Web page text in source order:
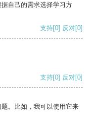
自己的需求选择学习方
支持[0] 反对[0]
支持[0] 反对[0]
。比如，我可以使用它来